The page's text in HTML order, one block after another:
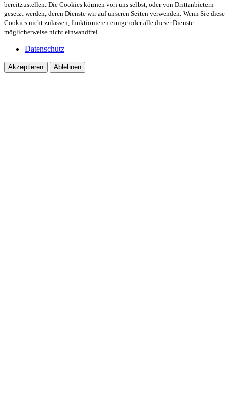
bereitzustellen. Die Cookies können von uns selbst, oder von Drittanbietern
gesetzt werden, deren Dienste wir auf unseren Seiten verwenden. Wenn Sie diese
Cookies nicht zulassen, funktionieren einige oder alle dieser Dienste
möglicherweise nicht einwandfrei.
Datenschutz
Akzeptieren Ablehnen